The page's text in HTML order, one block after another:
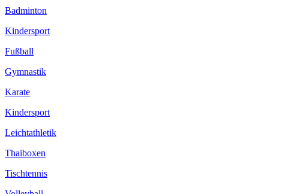
Badminton
Kindersport
Fußball
Gymnastik
Karate
Kindersport
Leichtathletik
Thaiboxen
Tischtennis